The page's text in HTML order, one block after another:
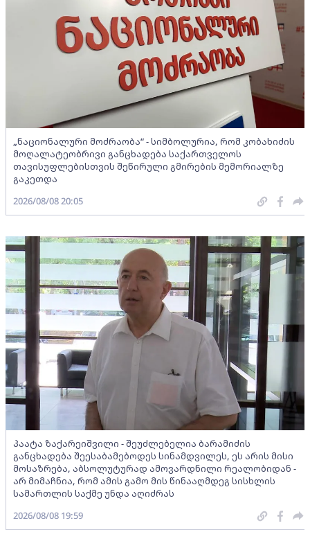
„ნაციონალური მოძრაობა“ - სიმბოლურია, რომ კობახიძის
მოღალატეობრივი განცხადება საქართველოს
თავისუფლებისთვის შეწირული გმირების მემორიალზე
გაკეთდა
2026/08/08 20:05
პაატა ზაქარეიშვილი - შეუძლებელია ბარამიძის
განცხადება შეესაბამებოდეს სინამდვილეს, ეს არის მისი
მოსაზრება, აბსოლუტურად ამოვარდნილი რეალობიდან -
არ მიმაჩნია, რომ ამის გამო მის წინააღმდეგ სისხლის
სამართლის საქმე უნდა აღიძრას
2026/08/08 19:59